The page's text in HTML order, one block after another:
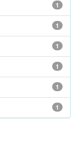
1
1
1
1
1
1